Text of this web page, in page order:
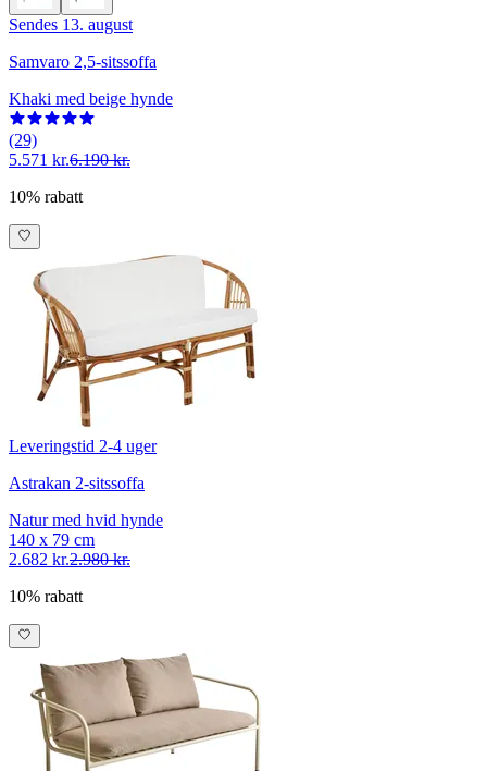
Sendes 13. august
Samvaro 2,5-sitssoffa
Khaki med beige hynde
(29)
5.571 kr.6.190 kr.
10% rabatt
Leveringstid 2-4 uger
Astrakan 2-sitssoffa
Natur med hvid hynde
140 x 79 cm
2.682 kr.2.980 kr.
10% rabatt